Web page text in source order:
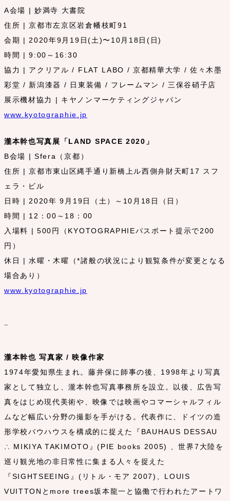
A会場 | 妙満寺 大書院
住所 | 京都市左京区岩倉幡枝町91
会期 | 2020年9月19日(土)〜10月18日(日)
時間 | 9:00～16:30
協力 | アクリアル / FLAT LABO / 京都精華大学 / 佐々木墨
彩堂 / 新潟漆器 / 日東装備 / フレームマン / 三保谷硝子店
展示機材協力 | キヤノンマーケティングジャパン
www.kyotographie.jp
瀧本幹也写真展「LAND SPACE 2020」
B会場 | Sfera（京都）
住所 | 京都市東山区縄手通り新橋上ル西側弁財天町17 スフ
ェラ・ビル
日時 | 2020年 9月19日（土）～10月18日（日）
時間 | 12：00～18：00
入場料 | 500円（KYOTOGRAPHIEパスポート提示で200
円）
休日 | 水曜・木曜（*諸般の状況により観覧条件が変更となる
場合あり）
www.kyotographie.jp
–
瀧本幹也 写真家 / 映像作家
1974年愛知県生まれ。藤井保に師事の後、1998年より写真
家として独立し、瀧本幹也写真事務所を設立。以後、広告写
真をはじめ現代美術や、映像では映画やコマーシャルフィル
ムなど幅広い分野の撮影を手がける。代表作に、ドイツの造
形学校バウハウスを構成的に捉えた『BAUHAUS DESSAU
∴ MIKIYA TAKIMOTO』(PIE books 2005) 、世界7大陸を
巡り観光地の非日常性に集まる人々を捉えた
『SIGHTSEEING』(リトル・モア 2007)、LOUIS
VUITTONとmore trees坂本龍一と協働で行われたアートワ